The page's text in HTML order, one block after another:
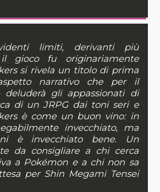
limiti, derivanti più
gioco fu originariamente
si rivela un titolo di prima
narrativo che per il
deluderà gli appassionati di
di un JRPG dai toni seri e
è come un buon vino: in
invecchiato, ma
è invecchiato bene. Un
da consigliare a chi cerca
a Pokémon e a chi non sa
per Shin Megami Tensei